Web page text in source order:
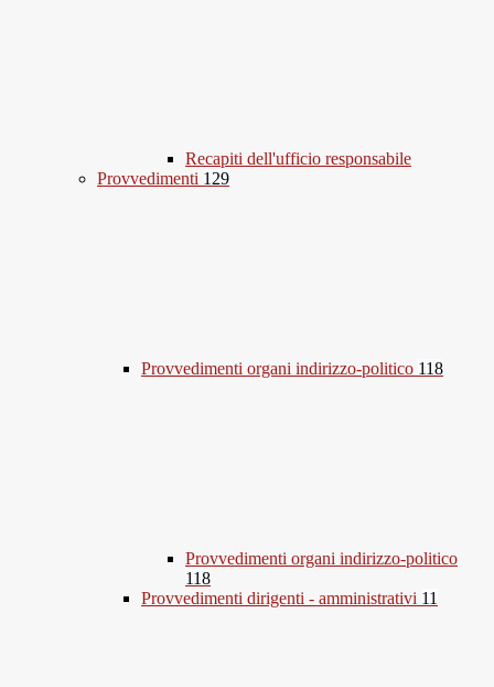
Recapiti dell'ufficio responsabile
Provvedimenti 129
Provvedimenti organi indirizzo-politico 118
Provvedimenti organi indirizzo-politico
118
Provvedimenti dirigenti - amministrativi 11